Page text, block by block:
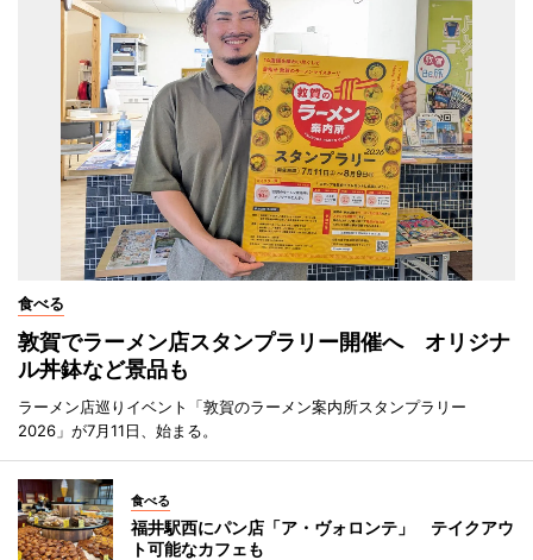
食べる
敦賀でラーメン店スタンプラリー開催へ オリジナ
ル丼鉢など景品も
ラーメン店巡りイベント「敦賀のラーメン案内所スタンプラリー
2026」が7月11日、始まる。
食べる
福井駅西にパン店「ア・ヴォロンテ」 テイクアウ
ト可能なカフェも